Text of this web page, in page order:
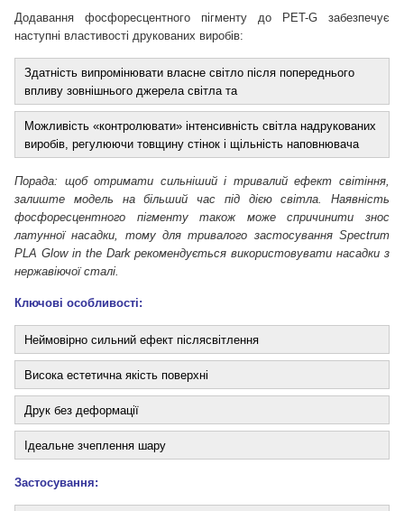
Додавання фосфоресцентного пігменту до PET-G забезпечує
наступні властивості друкованих виробів:
Здатність випромінювати власне світло після попереднього
впливу зовнішнього джерела світла та
Можливість «контролювати» інтенсивність світла надрукованих
виробів, регулюючи товщину стінок і щільність наповнювача
Порада: щоб отримати сильніший і тривалий ефект світіння,
залиште модель на більший час під дією світла. Наявність
фосфоресцентного пігменту також може спричинити знос
латунної насадки, тому для тривалого застосування Spectrum
PLA Glow in the Dark рекомендується використовувати насадки з
нержавіючої сталі.
Ключові особливості:
Неймовірно сильний ефект післясвітлення
Висока естетична якість поверхні
Друк без деформації
Ідеальне зчеплення шару
Застосування: